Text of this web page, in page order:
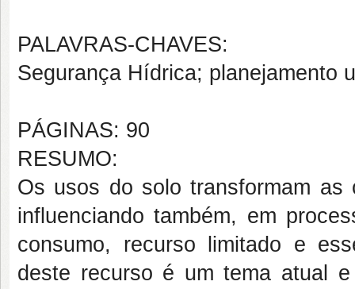
PALAVRAS-CHAVES:
Segurança Hídrica; planejamento
PÁGINAS: 90
RESUMO:
Os usos do solo transformam as
influenciando também, em
consumo, recurso limitado e
deste recurso é um tema atual